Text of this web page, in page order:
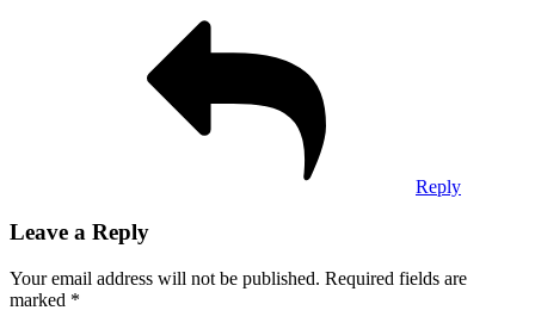
Reply
Leave a Reply
Your email address will not be published. Required fields are
marked *